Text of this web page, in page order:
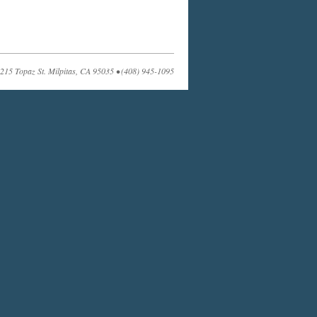
215 Topaz St. Milpitas, CA 95035 • (408) 945-1095